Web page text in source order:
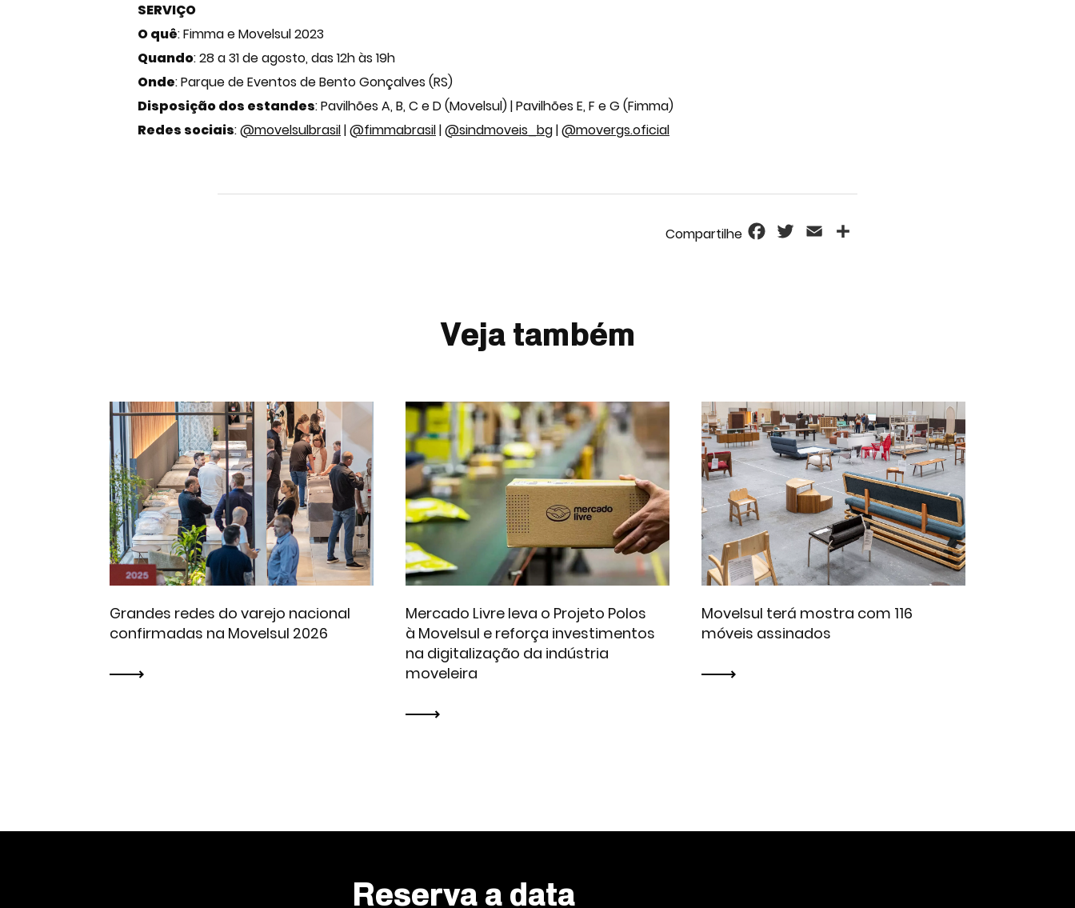
SERVIÇO
O quê: Fimma e Movelsul 2023
Quando: 28 a 31 de agosto, das 12h às 19h
Onde: Parque de Eventos de Bento Gonçalves (RS)
Disposição dos estandes: Pavilhões A, B, C e D (Movelsul) | Pavilhões E, F e G (Fimma)
Redes sociais:@movelsulbrasil|@fimmabrasil|@sindmoveis_bg|@movergs.oficial
FacebookTwitterEmail
Veja também
Grandes redes do varejo nacional
confirmadas na Movelsul 2026
Mercado Livre leva o Projeto Polos
à Movelsul e reforça investimentos
na digitalização da indústria
moveleira
Movelsul terá mostra com 116
móveis assinados
Reserva a data